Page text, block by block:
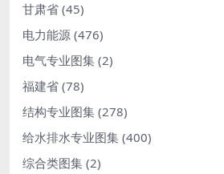
甘肃省 (45)
电力能源 (476)
电气专业图集 (2)
福建省 (78)
结构专业图集 (278)
给水排水专业图集 (400)
综合类图集 (2)